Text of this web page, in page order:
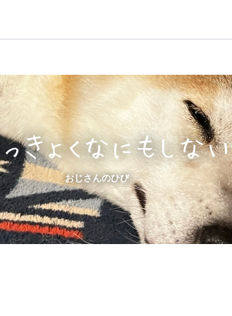
きょくなにもしない
おじさんのひび